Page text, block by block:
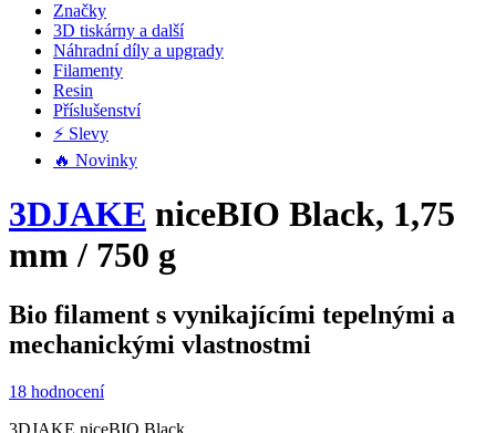
Značky
3D tiskárny a další
Náhradní díly a upgrady
Filamenty
Resin
Příslušenství
⚡ Slevy
🔥 Novinky
3DJAKE niceBIO Black, 1,75
mm / 750 g
Bio filament s vynikajícími tepelnými a
mechanickými vlastnostmi
18 hodnocení
3DJAKE niceBIO Black